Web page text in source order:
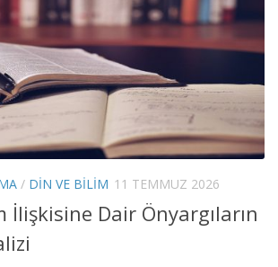
/ DIN VE BILIM 11 TEMMUZ 2026
İlişkisine Dair Önyargıların